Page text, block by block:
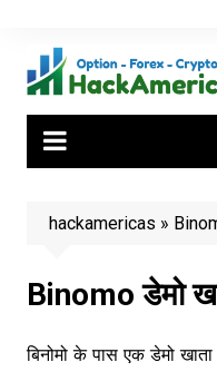
content
hackamericas »
Binomo डेमो
बिनोमो के पास एक डेमो खाता